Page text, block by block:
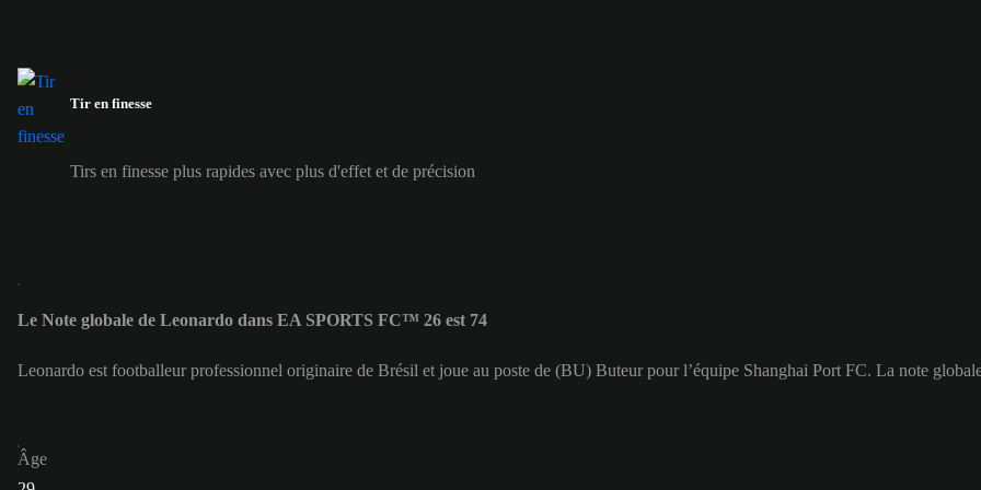
Tir en finesse
Tirs en finesse plus rapides avec plus d'effet et de précision
Le Note globale de Leonardo dans EA SPORTS FC™ 26 est 74
Leonardo est footballeur professionnel originaire de Brésil et joue au poste de (BU) Buteur pour l’équipe Shanghai Port FC. La note
Âge